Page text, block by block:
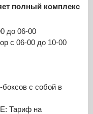
полный комплекс
до 06-00
с 06-00 до 10-00
с собой в
Тариф на